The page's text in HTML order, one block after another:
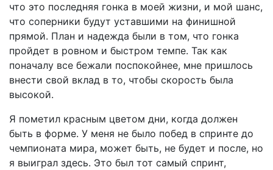
что это последняя гонка в моей жизни, и мой шанс,
что соперники будут уставшими на финишной
прямой. План и надежда были в том, что гонка
пройдет в ровном и быстром темпе. Так как
поначалу все бежали поспокойнее, мне пришлось
внести свой вклад в то, чтобы скорость была
высокой.
Я пометил красным цветом дни, когда должен
быть в форме. У меня не было побед в спринте до
чемпионата мира, может быть, не будет и после, но
я выиграл здесь. Это был тот самый спринт,